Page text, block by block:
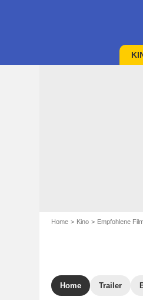
Home Kino Empfohlene
Home Trailer